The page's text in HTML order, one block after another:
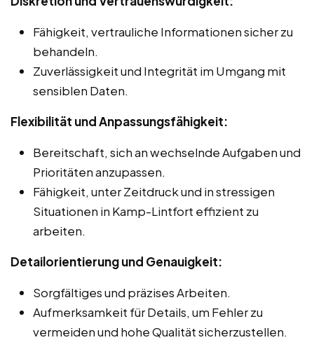
Fähigkeit, vertrauliche Informationen sicher zu
behandeln.
Zuverlässigkeit und Integrität im Umgang mit
sensiblen Daten.
Flexibilität und Anpassungsfähigkeit:
Bereitschaft, sich an wechselnde Aufgaben und
Prioritäten anzupassen.
Fähigkeit, unter Zeitdruck und in stressigen
Situationen in Kamp-Lintfort effizient zu
arbeiten.
Detailorientierung und Genauigkeit:
Sorgfältiges und präzises Arbeiten.
Aufmerksamkeit für Details, um Fehler zu
vermeiden und hohe Qualität sicherzustellen.